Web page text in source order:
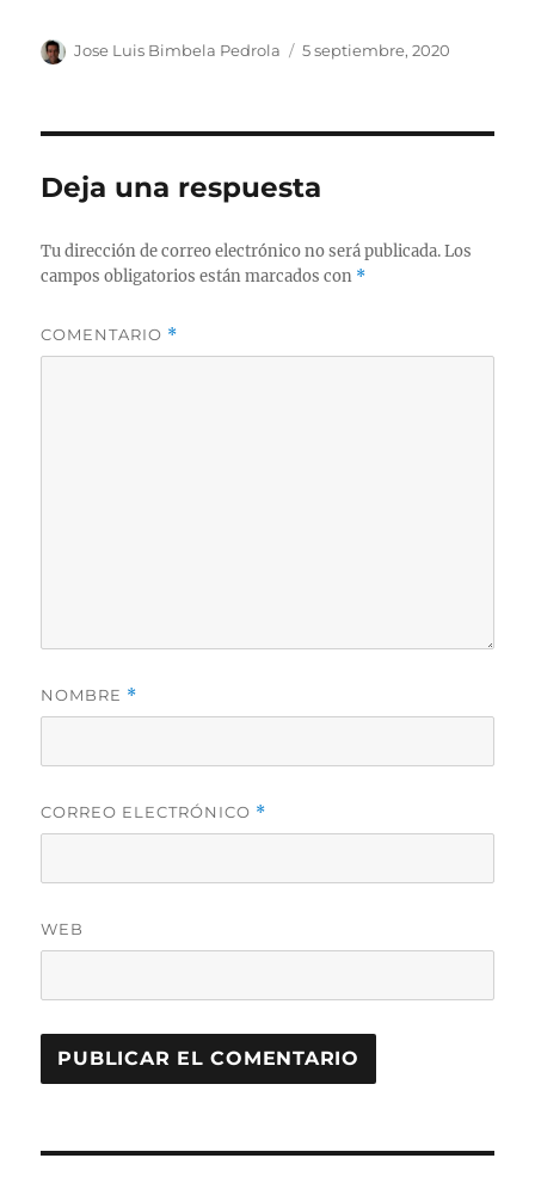
Autor
Jose Luis Bimbela Pedrola
Publicado
5 septiembre, 2020
Deja una respuesta
Tu dirección de correo electrónico no será publicada. Los
campos obligatorios están marcados con *
COMENTARIO *
NOMBRE *
CORREO ELECTRÓNICO *
WEB